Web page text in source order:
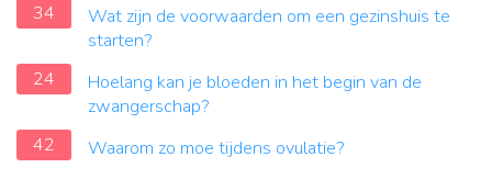
34
Wat zijn de voorwaarden om een gezinshuis te
starten?
24
Hoelang kan je bloeden in het begin van de
zwangerschap?
42
Waarom zo moe tijdens ovulatie?